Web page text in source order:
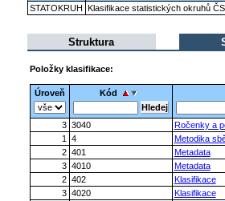
STATOKRUH Klasifikace statistických okruhů
Struktura
Položky klasifikace:
Úroveň Kód
3 3040
Ročenky a
1
4
Metodika
2 401
Metadata
3 4010
Metadata
2 402
Klasifikace
3 4020
Klasifikace